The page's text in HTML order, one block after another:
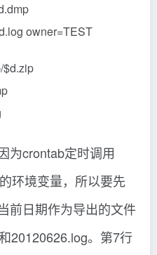
owner=TEST
$d.zip
为crontab定时调用
环境变量，所以要先
前日期作为导出的文件
20120626.log。第7行